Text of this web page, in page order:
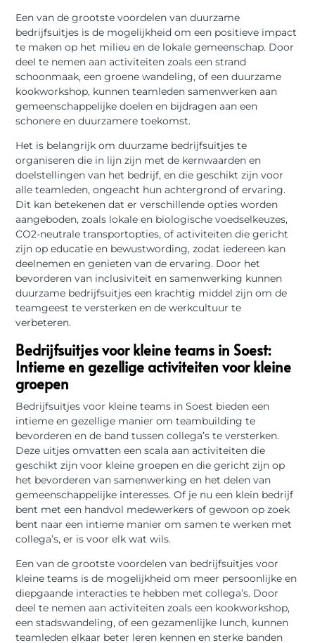
Een van de grootste voordelen van duurzame
bedrijfsuitjes is de mogelijkheid om een positieve impact
te maken op het milieu en de lokale gemeenschap. Door
deel te nemen aan activiteiten zoals een strand
schoonmaak, een groene wandeling, of een duurzame
kookworkshop, kunnen teamleden samenwerken aan
gemeenschappelijke doelen en bijdragen aan een
schonere en duurzamere toekomst.
Het is belangrijk om duurzame bedrijfsuitjes te
organiseren die in lijn zijn met de kernwaarden en
doelstellingen van het bedrijf, en die geschikt zijn voor
alle teamleden, ongeacht hun achtergrond of ervaring.
Dit kan betekenen dat er verschillende opties worden
aangeboden, zoals lokale en biologische voedselkeuzes,
CO2-neutrale transportopties, of activiteiten die gericht
zijn op educatie en bewustwording, zodat iedereen kan
deelnemen en genieten van de ervaring. Door het
bevorderen van inclusiviteit en samenwerking kunnen
duurzame bedrijfsuitjes een krachtig middel zijn om de
teamgeest te versterken en de werkcultuur te
verbeteren.
Bedrijfsuitjes voor kleine teams in Soest:
Intieme en gezellige activiteiten voor kleine
groepen
Bedrijfsuitjes voor kleine teams in Soest bieden een
intieme en gezellige manier om teambuilding te
bevorderen en de band tussen collega’s te versterken.
Deze uitjes omvatten een scala aan activiteiten die
geschikt zijn voor kleine groepen en die gericht zijn op
het bevorderen van samenwerking en het delen van
gemeenschappelijke interesses. Of je nu een klein bedrijf
bent met een handvol medewerkers of gewoon op zoek
bent naar een intieme manier om samen te werken met
collega’s, er is voor elk wat wils.
Een van de grootste voordelen van bedrijfsuitjes voor
kleine teams is de mogelijkheid om meer persoonlijke en
diepgaande interacties te hebben met collega’s. Door
deel te nemen aan activiteiten zoals een kookworkshop,
een stadswandeling, of een gezamenlijke lunch, kunnen
teamleden elkaar beter leren kennen en sterke banden